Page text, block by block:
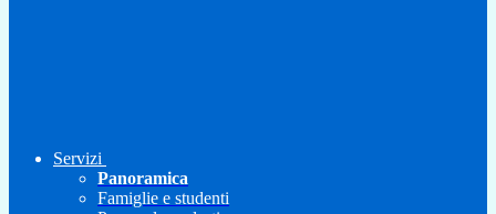
Servizi
Panoramica
Famiglie e studenti